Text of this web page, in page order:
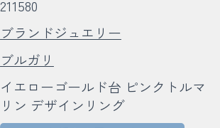
211580
ブランドジュエリー
ブルガリ
イエローゴールド台 ピンクトルマ
リン デザインリング